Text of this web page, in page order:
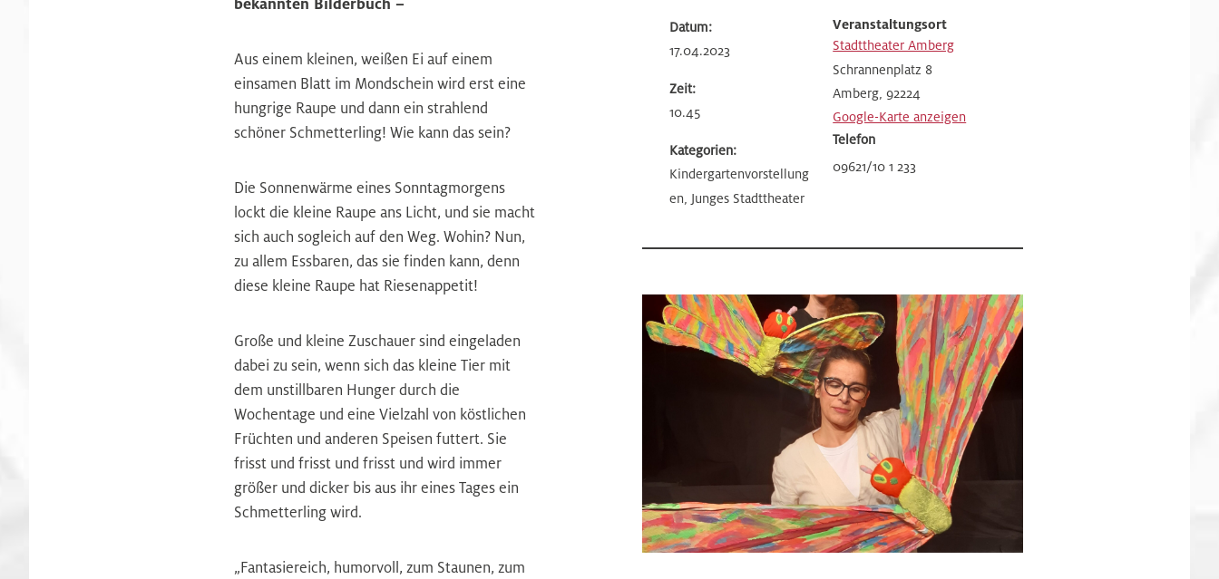
bekannten Bilderbuch –
Aus einem kleinen, weißen Ei auf einem
einsamen Blatt im Mondschein wird erst eine
hungrige Raupe und dann ein strahlend
schöner Schmetterling! Wie kann das sein?
Die Sonnenwärme eines Sonntagmorgens
lockt die kleine Raupe ans Licht, und sie macht
sich auch sogleich auf den Weg. Wohin? Nun,
zu allem Essbaren, das sie finden kann, denn
diese kleine Raupe hat Riesenappetit!
Große und kleine Zuschauer sind eingeladen
dabei zu sein, wenn sich das kleine Tier mit
dem unstillbaren Hunger durch die
Wochentage und eine Vielzahl von köstlichen
Früchten und anderen Speisen futtert. Sie
frisst und frisst und frisst und wird immer
größer und dicker bis aus ihr eines Tages ein
Schmetterling wird.
„Fantasiereich, humorvoll, zum Staunen, zum
Datum:
17.04.2023
Zeit:
10.45
Kategorien:
Kindergartenvorstellung
en, Junges Stadttheater
Veranstaltungsort
Stadttheater Amberg
Schrannenplatz 8
Amberg, 92224
Google-Karte anzeigen
Telefon
09621/10 1 233